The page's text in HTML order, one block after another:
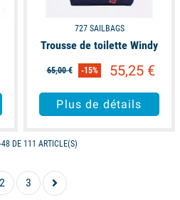
727 SAILBAGS
Trousse de toilette Windy
65,00 € -15% 55,25 €
Plus de détails
DE 111 ARTICLE(S)
2 3